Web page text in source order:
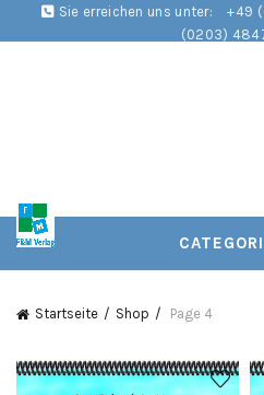
Sie erreichen uns unter:
+49
(0203)
Startseite Shop Page 4